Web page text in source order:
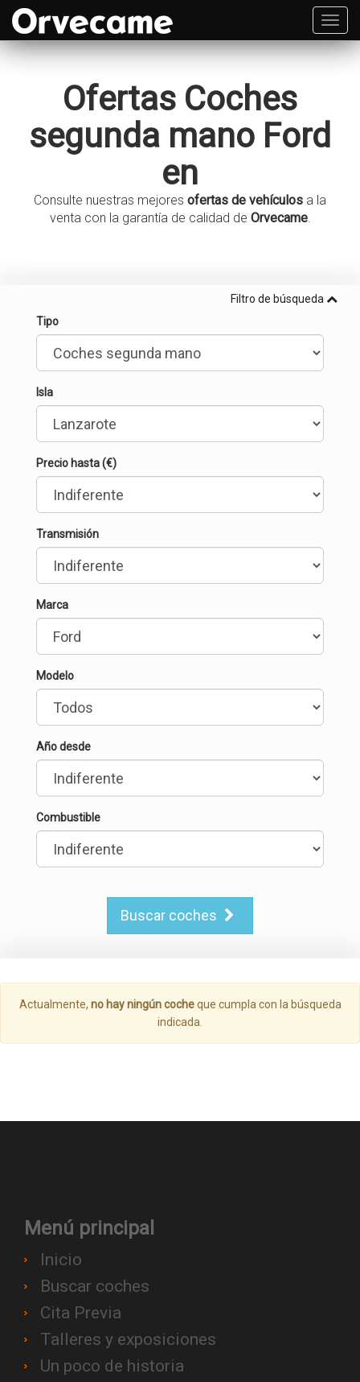
Ofertas Coches
segunda mano Ford
en
Consulte nuestras mejores ofertas de vehículos a la
venta con la garantía de calidad de Orvecame.
Filtro de búsqueda
Tipo
Isla
Precio hasta (€)
Transmisión
Marca
Modelo
Año desde
Combustible
Buscar coches
Actualmente, no hay ningún cocheque cumpla con la búsqueda
indicada.
Menú principal
Inicio
Buscar coches
Cita Previa
Talleres y exposiciones
Un poco de historia